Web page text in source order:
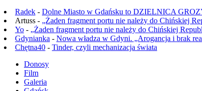
Radek - Dolne Miasto w Gdańsku to DZIELNICA
Artuss - „Żaden fragment portu nie należy do Chińskiej
Yo - „Żaden fragment portu nie należy do Chińskiej
Gdynianka - Nowa władza w Gdyni. „Arogancja i brak
Chętna40 - Tinder, czyli mechanizacja świata
Donosy
Film
Galeria